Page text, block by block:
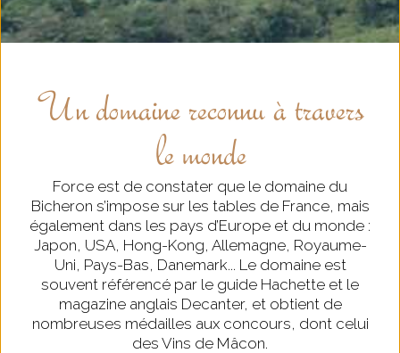
Un domaine reconnu à travers
le monde
Force est de constater que le domaine du
Bicheron s’impose sur les tables de France, mais
également dans les pays d’Europe et du monde :
Japon, USA, Hong-Kong, Allemagne, Royaume-
Uni, Pays-Bas, Danemark... Le domaine est
souvent référencé par le guide Hachette et le
magazine anglais Decanter, et obtient de
nombreuses médailles aux concours, dont celui
des Vins de Mâcon.